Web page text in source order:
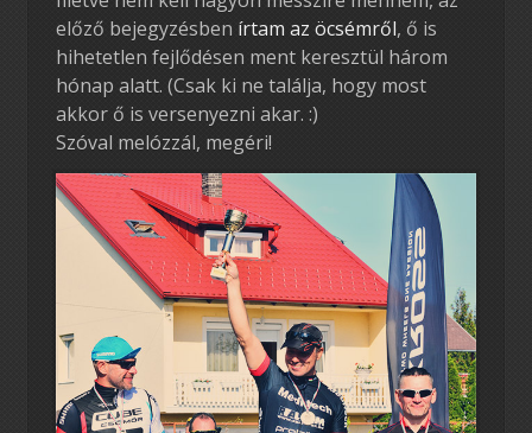
előző bejegyzésben írtam az öcsémről, ő is
hihetetlen fejlődésen ment keresztül három
hónap alatt. (Csak ki ne találja, hogy most
akkor ő is versenyezni akar. :)
Szóval melózzál, megéri!